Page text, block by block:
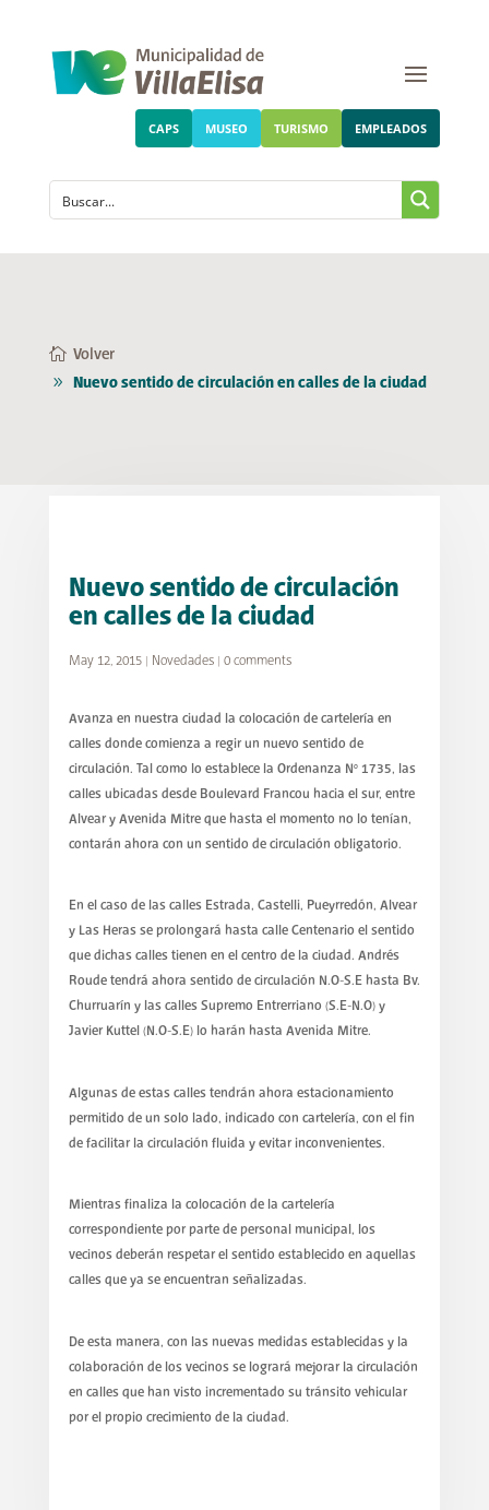
CAPS MUSEO TURISMO EMPLEADOS
Volver
Nuevo sentido de circulación en calles de la ciudad
Nuevo sentido de circulación
en calles de la ciudad
May 12, 2015| Novedades| 0 comments
Avanza en nuestra ciudad la colocación de cartelería en
calles donde comienza a regir un nuevo sentido de
circulación. Tal como lo establece la Ordenanza Nº 1735, las
calles ubicadas desde Boulevard Francou hacia el sur, entre
Alvear y Avenida Mitre que hasta el momento no lo tenían,
contarán ahora con un sentido de circulación obligatorio.
En el caso de las calles Estrada, Castelli, Pueyrredón, Alvear
y Las Heras se prolongará hasta calle Centenario el sentido
que dichas calles tienen en el centro de la ciudad. Andrés
Roude tendrá ahora sentido de circulación N.O-S.E hasta Bv.
Churruarín y las calles Supremo Entrerriano (S.E-N.O) y
Javier Kuttel (N.O-S.E) lo harán hasta Avenida Mitre.
Algunas de estas calles tendrán ahora estacionamiento
permitido de un solo lado, indicado con cartelería, con el fin
de facilitar la circulación fluida y evitar inconvenientes.
Mientras finaliza la colocación de la cartelería
correspondiente por parte de personal municipal, los
vecinos deberán respetar el sentido establecido en aquellas
calles que ya se encuentran señalizadas.
De esta manera, con las nuevas medidas establecidas y la
colaboración de los vecinos se logrará mejorar la circulación
en calles que han visto incrementado su tránsito vehicular
por el propio crecimiento de la ciudad.